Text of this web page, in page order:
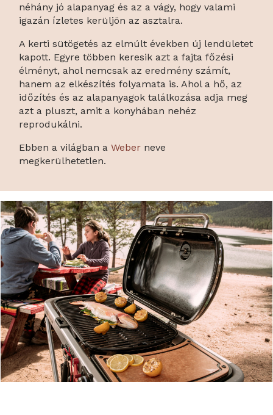
néhány jó alapanyag és az a vágy, hogy valami
igazán ízletes kerüljön az asztalra.
A kerti sütögetés az elmúlt években új lendületet
kapott. Egyre többen keresik azt a fajta főzési
élményt, ahol nemcsak az eredmény számít,
hanem az elkészítés folyamata is. Ahol a hő, az
időzítés és az alapanyagok találkozása adja meg
azt a pluszt, amit a konyhában nehéz
reprodukálni.
Ebben a világban aWeber neve
megkerülhetetlen.